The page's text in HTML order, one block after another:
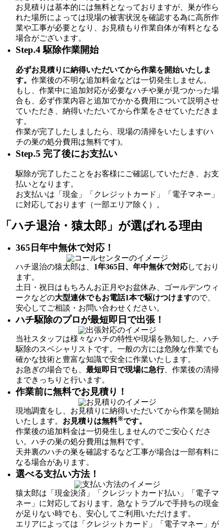
お見積りは基本的には無料となっておりますが、巣が作ら
れた場所によっては現場の被害状況を確認する為に高所作
業や工事が必要となり、お見積もり作業自体が有料となる
場合がございます。
Step.4 駆除作業開始
必ずお見積りに納得いただいてから作業を開始いたしま
す。 作業後の不明な追加料金などは一切発生しません。
もし、作業中に追加対応が必要なハチや巣が見つかった場
合も、必ず作業内容と追加でかかる費用について説明させ
ていただき、納得いただいてから作業をさせていただきま
す。
作業が完了したしましたら、現場の清掃をいたします(ハ
チの巣の処分費用は無料です)。
Step.5 完了後にお支払い
駆除が完了したことをお客様にご確認していただき、お支
払いとなります。
お支払いは「現金」「クレジットカード」「電子マネー」
に対応しております（一部エリア除く）。
「ハチ退治・猿太郎」が選ばれる理由
365日年中無休で対応！
ハチ退治の猿太郎は、 1年365日、年中無休で対応しており
ます。
土日・祝日はもちろんお正月やお盆休み、ゴールデンウィ
ークなどの大型連休でもお電話1本で駆けつけますので、
安心してご相談・お問い合わせください。
ハチ駆除のプロが最短即日で出張！
当社スタッフは様々なハチの特性や現場を熟知した、ハチ
駆除のスペシャリストです。一般の方には危険な作業でも
確かな技術と豊富な知識で安全に作業いたします。
お急ぎの場合でも、 最短即日で現場に急行、作業後の清掃
まできっちりと行います。
作業前に無料でお見積り！
現地調査をし、お見積りに納得いただいてから作業を開始
いたします。 お見積りは無料※です。
作業後の追加料金は一切発生しませんのでご安心くださ
い。ハチの巣の処分費用は無料です。
天井裏のハチの巣を確認するなど工事が場合は一部有料に
なる場合があります。
選べる支払い方法！
猿太郎は「現金決済」「クレジットカード払い」「電子マ
ネー」に対応しております。急なトラブルで手持ちの現金
が足りない時でも、安心してご利用いただけます。
エリアによっては「クレジットカード」「電子マネー」が